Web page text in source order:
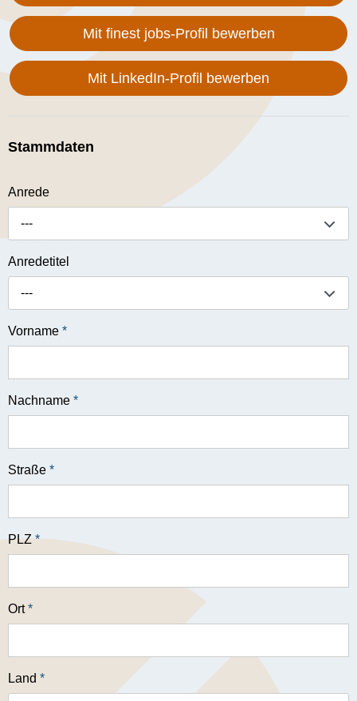
Mit finest jobs-Profil bewerben
Mit LinkedIn-Profil bewerben
Stammdaten
Anrede
---
Anredetitel
---
Vorname *
Nachname *
Straße *
PLZ*
Ort*
Land *